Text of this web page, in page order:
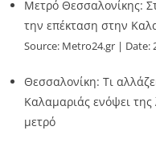
Μετρό Θεσσαλονίκης:
την επέκταση στην
Source: Metro24.gr Date:
Θεσσαλονίκη: Τι
Καλαμαριάς ενόψει της
μετρό